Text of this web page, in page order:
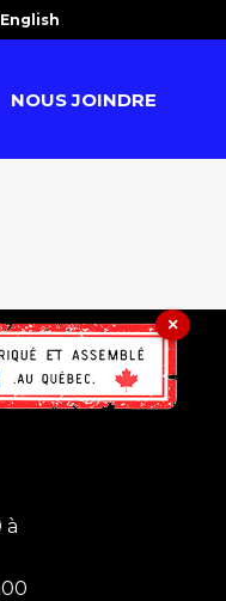
English
NOUS JOINDRE
à
×